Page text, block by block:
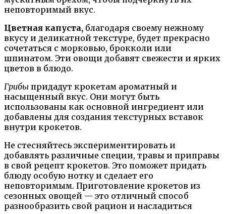
неповторимый вкус.
Цветная капуста, благодаря своему нежному
вкусу и деликатной текстуре, будет прекрасно
сочетаться с морковью, брокколи или
шпинатом. Эти овощи добавят свежести и ярких
цветов в блюдо.
Грибы придадут крокетам ароматный и
насыщенный вкус. Они могут быть
использованы как основной ингредиент или
добавлены для создания текстурных вставок
внутри крокетов.
Не стесняйтесь экспериментировать и
добавлять различные специи, травы и приправы
в свой рецепт крокетов. Это поможет придать
блюду особую нотку и сделает его
неповторимым. Приготовление крокетов из
сезонных овощей — это отличный способ
разнообразить свой рацион и насладиться